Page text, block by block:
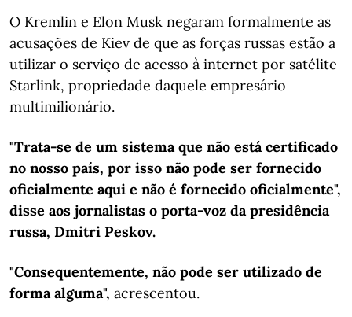
O Kremlin e Elon Musk negaram formalmente as
acusações de Kiev de que as forças russas estão a
utilizar o serviço de acesso à internet por satélite
Starlink, propriedade daquele empresário
multimilionário.
"Trata-se de um sistema que não está certificado
no nosso país, por isso não pode ser fornecido
oficialmente aqui e não é fornecido oficialmente",
disse aos jornalistas o porta-voz da presidência
russa, Dmitri Peskov.
"Consequentemente, não pode ser utilizado de
forma alguma", acrescentou.